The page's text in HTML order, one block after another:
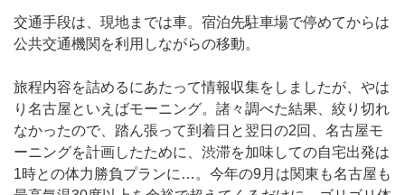
交通手段は、現地までは車。宿泊先駐車場で停めてからは
公共交通機関を利用しながらの移動。
旅程内容を詰めるにあたって情報収集をしましたが、やは
り名古屋といえばモーニング。諸々調べた結果、絞り切れ
なかったので、踏ん張って到着日と翌日の2回、名古屋モ
ーニングを計画したために、渋滞を加味しての自宅出発は
1時との体力勝負プランに…。今年の9月は関東も名古屋も